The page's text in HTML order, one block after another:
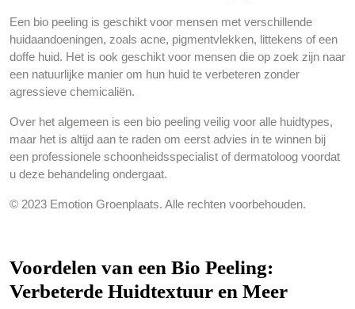
Een bio peeling is geschikt voor mensen met verschillende
huidaandoeningen, zoals acne, pigmentvlekken, littekens of een
doffe huid. Het is ook geschikt voor mensen die op zoek zijn naar
een natuurlijke manier om hun huid te verbeteren zonder
agressieve chemicaliën.
Over het algemeen is een bio peeling veilig voor alle huidtypes,
maar het is altijd aan te raden om eerst advies in te winnen bij
een professionele schoonheidsspecialist of dermatoloog voordat
u deze behandeling ondergaat.
© 2023 Emotion Groenplaats. Alle rechten voorbehouden.
Voordelen van een Bio Peeling:
Verbeterde Huidtextuur en Meer